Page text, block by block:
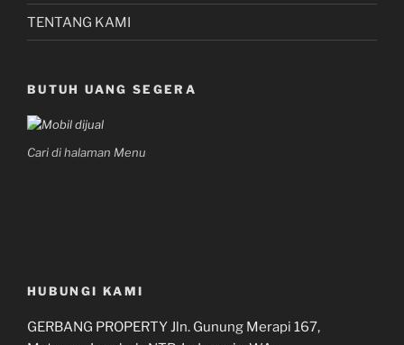
TENTANG KAMI
BUTUH UANG SEGERA
Cari di halaman Menu
HUBUNGI KAMI
GERBANG PROPERTY Jln. Gunung Merapi 167,